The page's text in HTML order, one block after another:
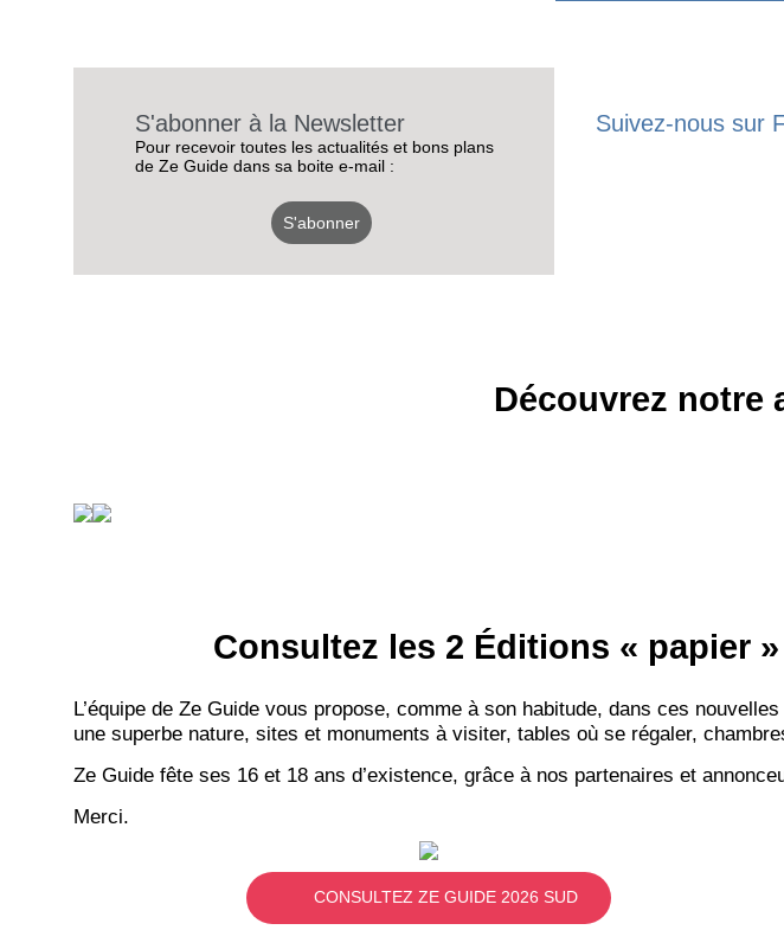
S'abonner à la Newsletter
Pour recevoir toutes les actualités et bons plans
de Ze Guide dans sa boite e-mail :
S'abonner
Suivez-nous sur
Découvrez notre
Consultez les 2 Éditions « papier
L’équipe de Ze Guide vous propose, comme à son habitude, dans ces
une superbe nature, sites et monuments à visiter, tables où se régaler,
Ze Guide fête ses 16 et 18 ans d’existence, grâce à nos partenaires et
Merci.
CONSULTEZ ZE GUIDE 2026 SUD